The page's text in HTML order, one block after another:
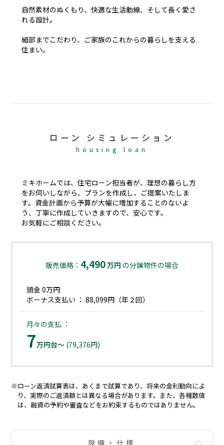
自然素材のぬくもり、快適な生活動線、そして長く愛さ
れる設計。
細部までこだわり、ご家族のこれからの暮らしを支える
住まい。
ローン シミュレーション
housing loan
ミキホームでは、住宅ローン担当者が、理想の暮らし方
をお伺いしながら、プランを作成し、ご提案いたしま
す。資金計画から予算が大幅に増加することのないよ
う、丁寧に作成していきますので、安心です。
お気軽にご相談ください。
販売価格： 4,490万円 の分譲物件の場合
頭金 0万円
ボーナス支払い ： 88,099円（年２回）
月々の支払 ：
7万円台～ (79,376円)
※ローン返済試算表は、あくまで試算であり、将来の金利動向によ
り、実際のご返済額とは異なる場合があります。また、各種数値
は、融資の予約や審査などをお約束するものではありません。
設備・仕様